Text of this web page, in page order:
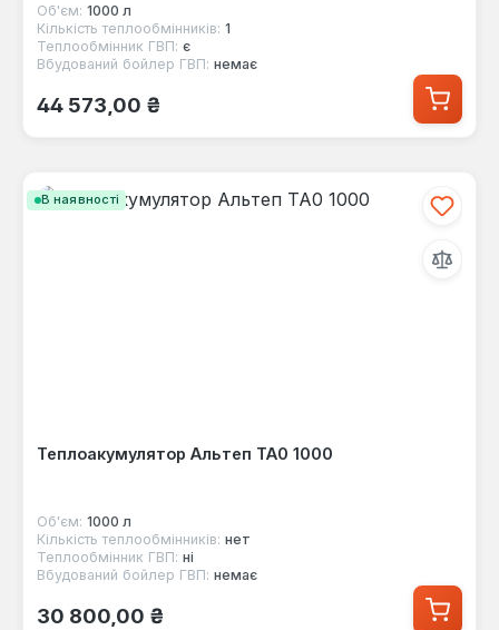
Об'єм: 1000 л
Кількість теплообмінників: 1
Теплообмінник ГВП: є
Вбудований бойлер ГВП: немає
Звичайна ціна:
44 573,00 ₴
В наявності
Теплоакумулятор Альтеп ТА0 1000
Об'єм: 1000 л
Кількість теплообмінників: нет
Теплообмінник ГВП: ні
Вбудований бойлер ГВП: немає
Звичайна ціна:
30 800,00 ₴